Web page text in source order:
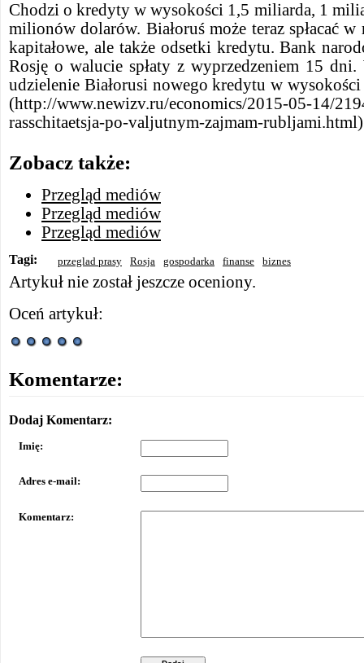
Chodzi o kredyty w wysokości 1,5 miliarda, 1
milionów dolarów. Białoruś może teraz spłacać
kapitałowe, ale także odsetki kredytu. Bank
Rosję o walucie spłaty z wyprzedzeniem 15 dni.
udzielenie Białorusi nowego kredytu w
(http://www.newizv.ru/economics/2015-05-14/
rasschitaetsja-po-valjutnym-zajmam-
Zobacz także:
Przegląd mediów
Przegląd mediów
Przegląd mediów
Tagi: przeglad prasy Rosja gospodarka finanse biznes
Artykuł nie został jeszcze oceniony.
Oceń artykuł:
Komentarze:
Dodaj Komentarz:
Imię:
Adres e-mail:
Komentarz: